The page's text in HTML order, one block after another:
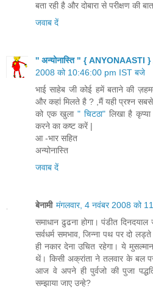
बता रही है और दोबारा से परीक्षण की
जवाब दें
'' अन्योनास्ति " { ANYONAASTI }
2008 को 10:46:00 pm IST बजे
भाई साहेब जी कोई हमें बताने की
और कहां मिलते है ? ,मैं यही प्रश्न
को एक खुला" चिटठा" लिखा है
करने का कष्ट करें |
आ -भार सहित
अन्योनास्ति
जवाब दें
बेनामी मंगलवार, 4 नवंबर 2008 को
समाधान ढुढना होगा। पंडीत
सर्वधर्म समभाव, जिन्ना पथ पर दो लड्ते
ही नकार देना उचित रहेगा। ये
थें। किसी अक्रांता ने तलवार के बल
आज वे अपने ही पुर्वजो की पुजा
सम्झाया जाए उन्हे?